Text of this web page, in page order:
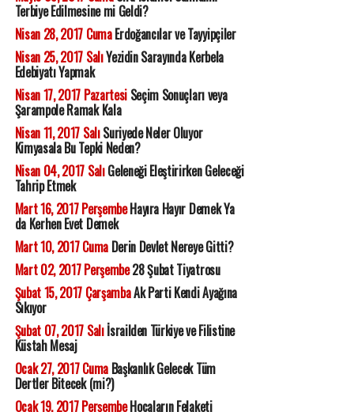
Terbiye Edilmesine mi Geldi?
Nisan 28, 2017 CumaErdoğancılar ve Tayyipçiler
Nisan 25, 2017 SalıYezidin Sarayında Kerbela
Edebiyatı Yapmak
Nisan 17, 2017 PazartesiSeçim Sonuçları veya
Şarampole Ramak Kala
Nisan 11, 2017 SalıSuriyede Neler Oluyor
Kimyasala Bu Tepki Neden?
Nisan 04, 2017 SalıGeleneği Eleştirirken Geleceği
Tahrip Etmek
Mart 16, 2017 PerşembeHayıra Hayır Demek Ya
da Kerhen Evet Demek
Mart 10, 2017 CumaDerin Devlet Nereye Gitti?
Mart 02, 2017 Perşembe28 Şubat Tiyatrosu
Şubat 15, 2017 ÇarşambaAk Parti Kendi Ayağına
Sıkıyor
Şubat 07, 2017 Salıİsrailden Türkiye ve Filistine
Küstah Mesaj
Ocak 27, 2017 CumaBaşkanlık Gelecek Tüm
Dertler Bitecek (mi?)
Ocak 19, 2017 PerşembeHocaların Felaketi